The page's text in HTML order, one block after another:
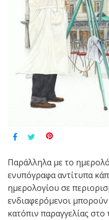
Παράλληλα με το
ενυπόγραφα αντίτυπα
ημερολογίου σε
ενδιαφερόμενοι
κατόπιν παραγγελίας